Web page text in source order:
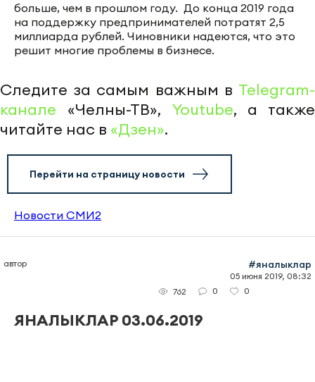
больше, чем в прошлом году. До конца 2019 года
на поддержку предпринимателей потратят 2,5
миллиарда рублей. Чиновники надеются, что это
решит многие проблемы в бизнесе.
Следите за самым важным в Telegram-
канале «Челны-ТВ», Youtube, а также
читайте нас в «Дзен».
Перейти на страницу новости
Новости СМИ2
автор #яналыклар
05 июня 2019, 08:32
762
0 0
ЯНАЛЫКЛАР 03.06.2019